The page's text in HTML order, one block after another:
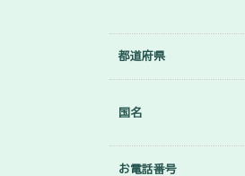
都道府県
国名
お電話番号